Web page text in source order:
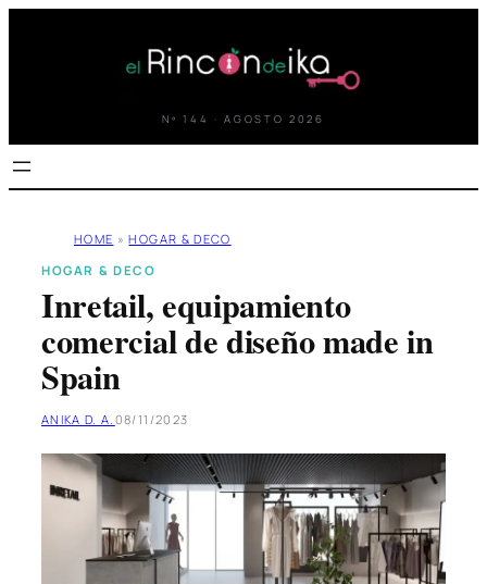
Nº 144 · AGOSTO 2026
HOME » HOGAR & DECO
HOGAR & DECO
Inretail, equipamiento
comercial de diseño made in
Spain
ANIKA D. A. 08/11/2023